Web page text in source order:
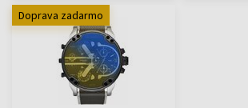
Doprava zadarmo